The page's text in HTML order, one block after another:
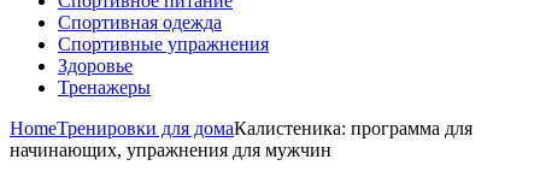
Спортивная одежда
Спортивные упражнения
Здоровье
Тренажеры
HomeТренировки для домаКалистеника: программа для
начинающих, упражнения для мужчин